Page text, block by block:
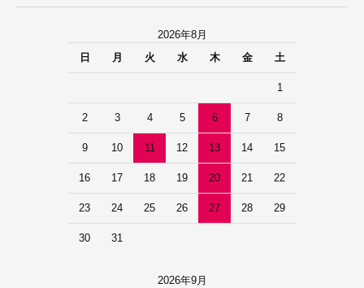
2026年8月
日
月 火 水 木 金 土
1
2 3 4 5 6 7 8
9 10 11 12 13 14 15
16 17 18 19 20 21 22
23 24 25 26 27 28 29
30 31
2026年9月